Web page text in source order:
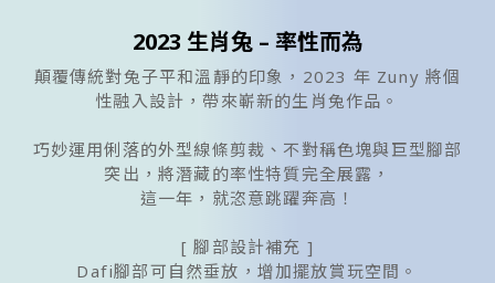
2023 生肖兔 – 率性而為
顛覆傳統對兔子平和溫靜的印象，2023 年 Zuny 將個
性融入設計，帶來嶄新的生肖兔作品。
巧妙運用俐落的外型線條剪裁、不對稱色塊與巨型腳部
突出，將潛藏的率性特質完全展露，
這一年，就恣意跳躍奔高！
[ 腳部設計補充 ]
Dafi腳部可自然垂放，增加擺放賞玩空間。